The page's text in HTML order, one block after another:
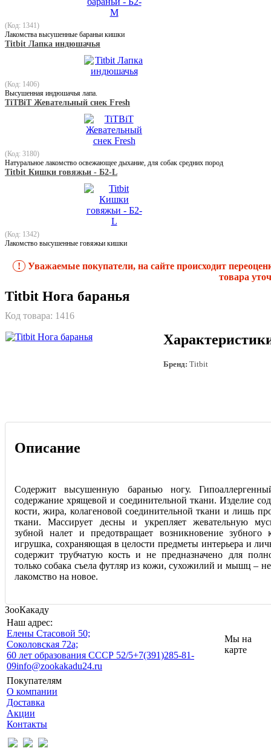
(Код: 1341)
Лакомства высушенные бараньи кишки
Titbit Лапка индюшачья
(Код: 1406)
Высушенная индюшачья лапа.
TiTBiT Жевательный снек Fresh
(Код: 3180)
Натуральное лакомство освежающее дыхание, для собак средних пород
Titbit Кишки говяжьи - Б2-L
(Код: 1342)
Лакомство высушенные говяжьи кишки
!
Уважаемые покупатели, на сайте происходит
товара
Titbit Нога баранья
Код товара: 1416
Бренд: Titbit
Описание
Содержит высушенную баранью ногу.
содержание хрящевой и соединительной ткани. Изделие
кости, жира, колагеновой соединительной ткани и лишь
ткани. Массирует десны и укрепляет жевательную
зубной налет и предотвращает возникновение зубного
игрушка, сохраняющая в целости предметы интерьера и
содержит трубчатую кость и не предназначено для
только собака съела футляр из кожи, сухожилий и мышц –
лакомство на новое.
ЗооКакаду
Наш адрес:
Eлены Стасовой 50;
Соколовская 72а;
60 лет образования СССР 52/5+7(391)285-81-
09info@zookakadu24.ru
Мы на
карте
Покупателям
О компании
Доставка
Акции
Контакты